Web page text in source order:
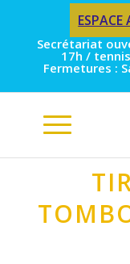
Secrétariat
17h /
Fermetures :